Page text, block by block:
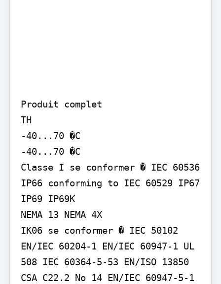
Produit complet
TH
-40...70 �C
-40...70 �C
Classe I se conformer � IEC 60536
IP66 conforming to IEC 60529 IP67
IP69 IP69K
NEMA 13 NEMA 4X
IK06 se conformer � IEC 50102
EN/IEC 60204-1 EN/IEC 60947-1 UL
508 IEC 60364-5-53 EN/ISO 13850
CSA C22.2 No 14 EN/IEC 60947-5-1